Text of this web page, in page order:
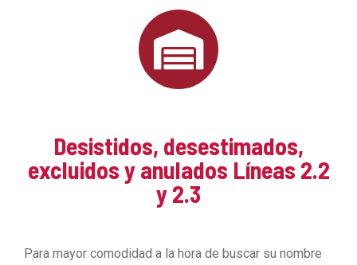
Desistidos, desestimados,
excluidos y anulados Líneas 2.2
y 2.3
Para mayor comodidad a la hora de buscar su nombre